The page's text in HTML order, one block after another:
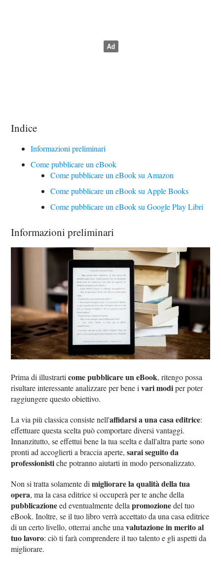
Indice
Informazioni preliminari
Come pubblicare un eBook
Come pubblicare un eBook su Amazon
Come pubblicare un eBook su Apple Books
Come pubblicare un eBook su Google Play Libri
Informazioni preliminari
Prima di illustrarticome pubblicare un eBook, ritengo possa
risultare interessante analizzare per bene ivari modiper poter
raggiungere questo obiettivo.
La via più classica consiste nell'affidarsi a una casa editrice:
effettuare questa scelta può comportare diversi vantaggi.
Innanzitutto, se effettui bene la tua scelta e dall'altra parte sono
pronti ad accoglierti a braccia aperte,sarai seguito da
professionistiche potranno aiutarti in modo personalizzato.
Non si tratta solamente dimigliorare la qualità della tua
opera, ma la casa editrice si occuperà per te anche della
pubblicazioneed eventualmente dellapromozionedel tuo
eBook. Inoltre, se il tuo libro verrà accettato da una casa editrice
di un certo livello, otterrai anche unavalutazione in merito al
tuo lavoro: ciò ti farà comprendere il tuo talento e gli aspetti da
migliorare.